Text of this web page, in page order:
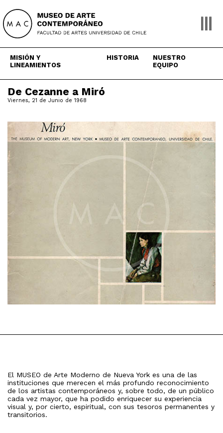
content
MISIÓN Y
LINEAMIENTOS
HISTORIA
NUESTRO
EQUIPO
De Cezanne a Miró
Viernes, 21 de Junio de 1968
El MUSEO de Arte Moderno de Nueva York es una de las
instituciones que merecen el más profundo reconocimiento
de los artistas contemporáneos y, sobre todo, de un público
cada vez mayor, que ha podido enriquecer su experiencia
visual y, por cierto, espiritual, con sus tesoros permanentes y
transitorios.